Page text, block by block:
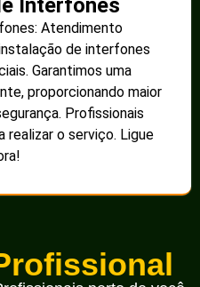
Interfones
Atendimento
de interfones
Garantimos uma
proporcionando maior
Profissionais
realizar o serviço. Ligue